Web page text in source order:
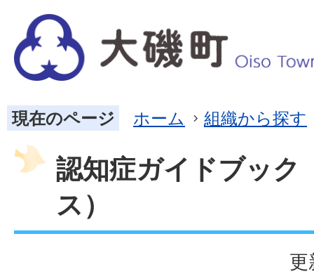
現在のページ ホーム 組織から探す
認知症ガイドブック
ス）
更